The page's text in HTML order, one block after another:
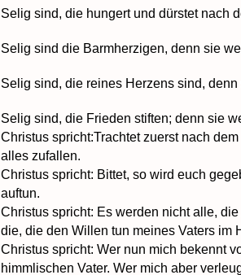
Selig sind, die hungert und dürstet nach
Selig sind die Barmherzigen, denn sie
Selig sind, die reines Herzens sind,
Selig sind, die Frieden stiften; denn sie
Christus spricht:Trachtet zuerst nach
alles zufallen.
Christus spricht: Bittet, so wird euch
auftun.
Christus spricht: Es werden nicht alle,
die, die den Willen tun meines Vaters im
Christus spricht: Wer nun mich bekennt
himmlischen Vater. Wer mich aber